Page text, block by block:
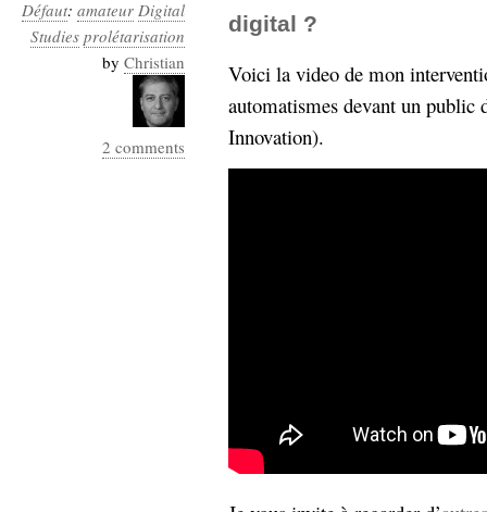
Défaut: amateur Digital
Studies prolétarisation
by Christian
2 comments
digital ?
Voici la video de mon
automatismes devant un
Innovation).
Ars-
Industrialis
business_model
cinéma
Cloud